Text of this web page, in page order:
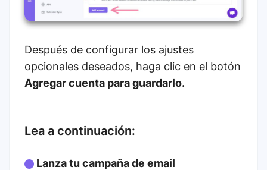
Después de configurar los ajustes
opcionales deseados, haga clic en el botón
Agregar cuenta para guardarlo.
Lea a continuación:
Lanza tu campaña de email